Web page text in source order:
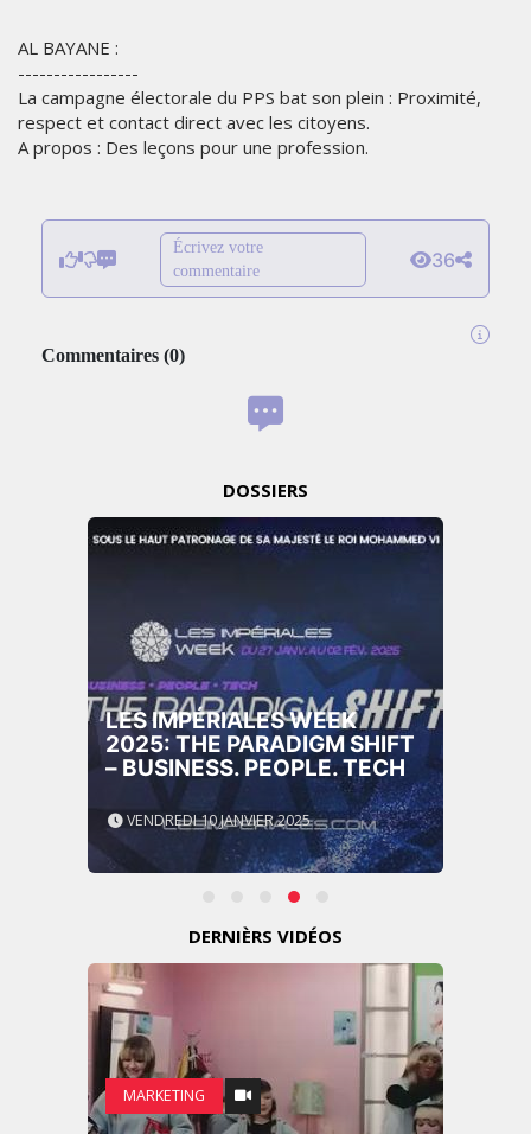
AL BAYANE :
-----------------
La campagne électorale du PPS bat son plein : Proximité,
respect et contact direct avec les citoyens.
A propos : Des leçons pour une profession.
Écrivez votre
commentaire
36
Commentaires (0)
DOSSIERS
LES IMPÉRIALES WEEK
2025: THE PARADIGM SHIFT
– BUSINESS. PEOPLE. TECH
VENDREDI 10 JANVIER 2025
DERNIÈRS VIDÉOS
MARKETING